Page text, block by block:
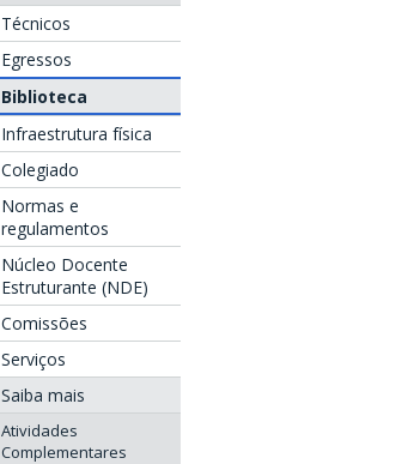
Técnicos
Egressos
Biblioteca
Infraestrutura física
Colegiado
Normas e
regulamentos
Núcleo Docente
Estruturante (NDE)
Comissões
Serviços
Saiba mais
Atividades
Complementares